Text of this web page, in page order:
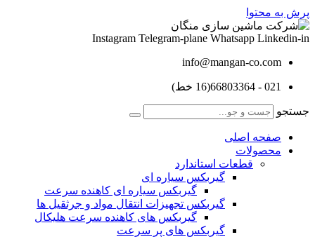
پرش به محتوا
Instagram Telegram-plane Whatsapp Linkedin-in
info@mangan-co.com
021 - 66803364(16 خط)
جستجو
صفحه اصلی
محصولات
قطعات استاندارد
گيربكس سياره ای
گيربكس سياره ای كاهنده سرعت
گيربكس تجهيزات انتقال مواد و جرثقيل ها
گيربكس های كاهنده سرعت هليكال
گيربكس های پر سرعت